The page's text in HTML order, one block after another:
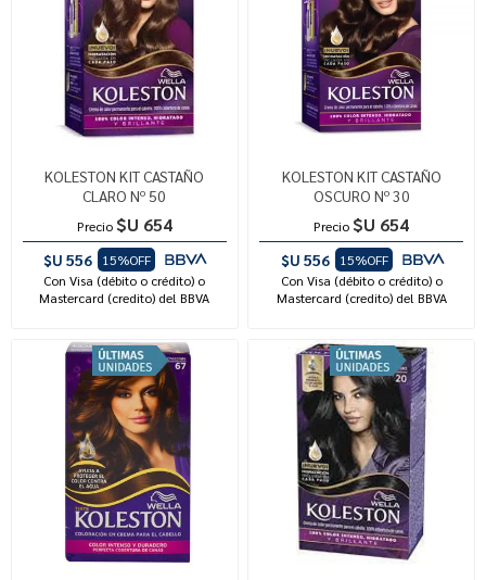
KOLESTON KIT CASTAÑO
CLARO Nº 50
Precio $U 654
$U 556
15%OFF
Con Visa (débito o crédito) o
Mastercard (credito) del BBVA
KOLESTON KIT CASTAÑO
OSCURO Nº 30
Precio $U 654
$U 556
15%OFF
Con Visa (débito o crédito) o
Mastercard (credito) del BBVA